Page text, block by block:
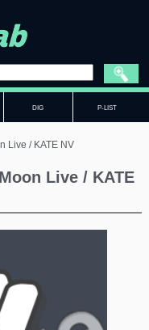
DIG P-LIST
Live / KATE NV
Live / KATE